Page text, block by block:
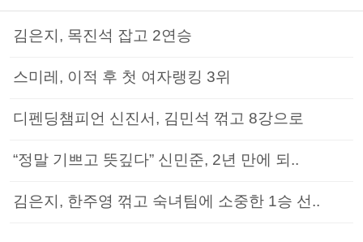
김은지, 목진석 잡고 2연승
스미레, 이적 후 첫 여자랭킹 3위
디펜딩챔피언 신진서, 김민석 꺾고 8강으로
“정말 기쁘고 뜻깊다” 신민준, 2년 만에 되..
김은지, 한주영 꺾고 숙녀팀에 소중한 1승 선..